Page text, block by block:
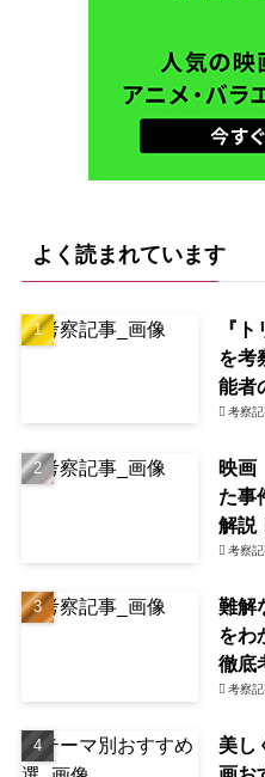
よく読まれています
『
を考
能者
考察記
映画
た事
解説
考察記
難解
をわ
徹底
考察記
美し